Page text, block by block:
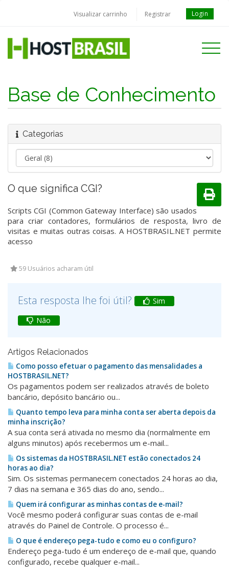
Visualizar carrinho Registrar Login
Toggle
Base de Conhecimento
Categorias
O que significa CGI?
Scripts CGI (Common Gateway Interface) são usados
para criar contadores, formulários de resposta, livro de
visitas e muitas outras coisas. A HOSTBRASIL.NET permite
acesso
59 Usuários acharam útil
Esta resposta lhe foi útil?
Sim
Não
Artigos Relacionados
Como posso efetuar o pagamento das mensalidades a
HOSTBRASIL.NET?
Os pagamentos podem ser realizados através de boleto
bancário, depósito bancário ou...
Quanto tempo leva para minha conta ser aberta depois da
minha inscrição?
A sua conta será ativada no mesmo dia (normalmente em
alguns minutos) após recebermos um e-mail...
Os sistemas da HOSTBRASIL.NET estão conectados 24
horas ao dia?
Sim. Os sistemas permanecem conectados 24 horas ao dia,
7 dias na semana e 365 dias do ano, sendo...
Quem irá configurar as minhas contas de e-mail?
Você mesmo poderá configurar suas contas de e-mail
através do Painel de Controle. O processo é...
O que é endereço pega-tudo e como eu o configuro?
Endereço pega-tudo é um endereço de e-mail que, quando
configurado, recebe qualquer e-mail...